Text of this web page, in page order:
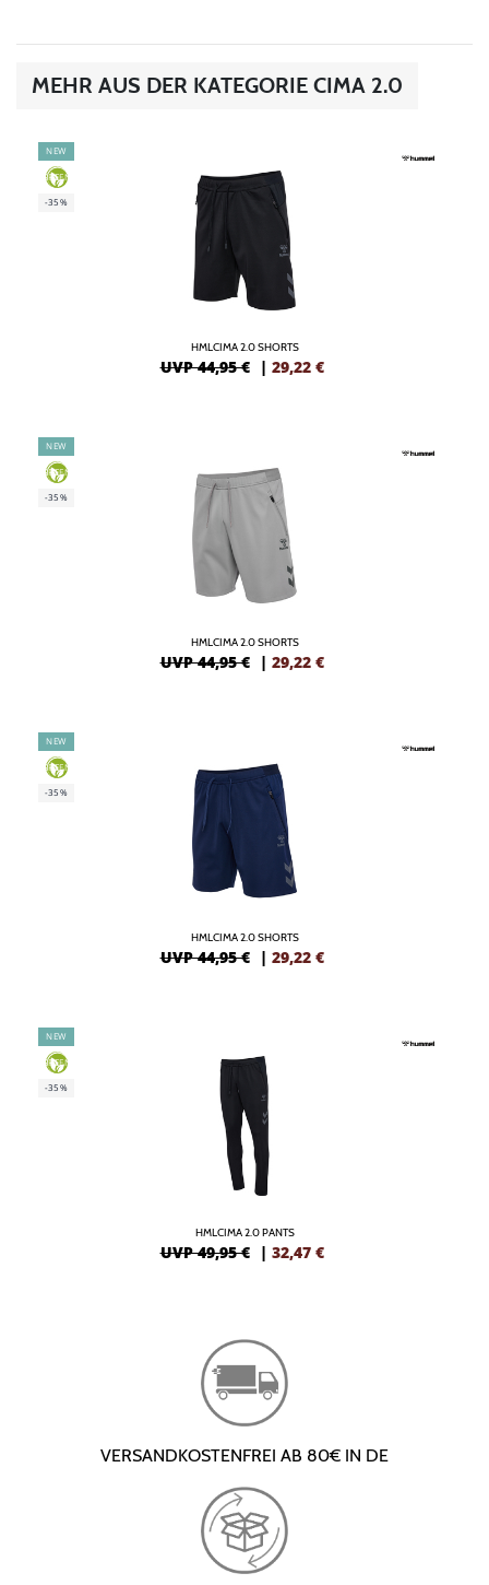
MEHR AUS DER KATEGORIE CIMA 2.0
NEW
GREEN
-35%
HMLCIMA 2.0 SHORTS
UVP 44,95 € | 29,22 €
NEW
GREEN
-35%
HMLCIMA 2.0 SHORTS
UVP 44,95 € | 29,22 €
NEW
GREEN
-35%
HMLCIMA 2.0 SHORTS
UVP 44,95 € | 29,22 €
NEW
GREEN
-35%
HMLCIMA 2.0 PANTS
UVP 49,95 € | 32,47 €
VERSANDKOSTENFREI AB 80€ IN DE